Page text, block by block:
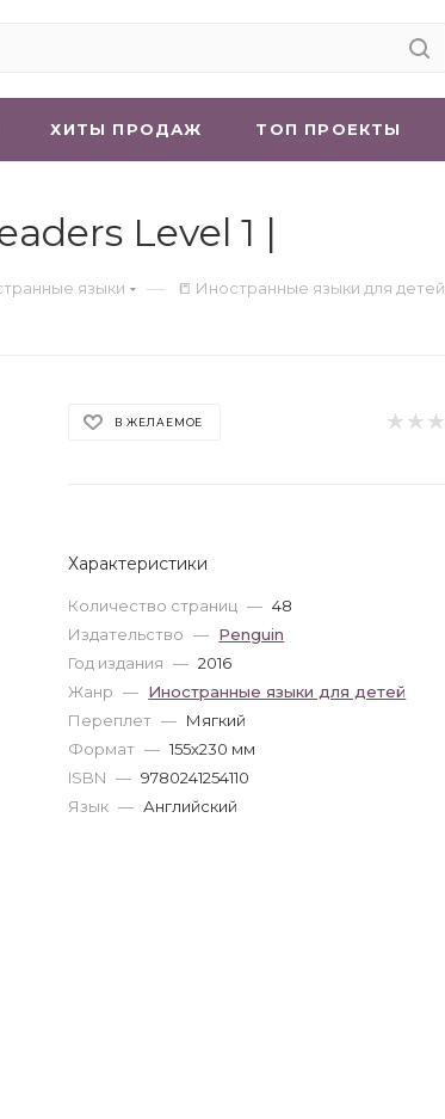
ХИТЫ ПРОДАЖ ТОП ПРОЕКТЫ
Level 1 |
языки — 📒 Иностранные языки для детей
В ЖЕЛАЕМОЕ
Характеристики
Количество страниц — 48
Издательство — Penguin
Год издания — 2016
Жанр — Иностранные языки для детей
Переплет — Мягкий
Формат — 155x230 мм
ISBN — 9780241254110
Язык — Английский